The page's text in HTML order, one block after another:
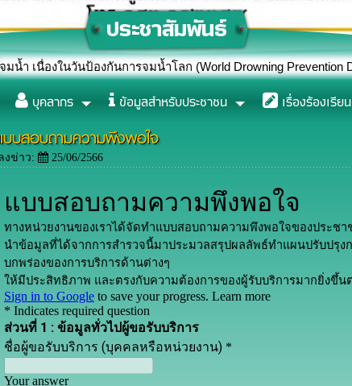
งกันการจมน้ำโลก (World Drowning Prevention Day) ปี 2569
บุคลากร ข้อมูลสำหรับประชาชน เรื่องร้องเรียน
บบสอบถามความพึงพอใจ
งข่าว: 25/06/2566